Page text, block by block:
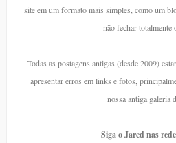
site em um formato mais simples, como um
não fechar totalmente
Todas as postagens antigas (desde 2009)
apresentar erros em links e fotos,
nossa antiga galeria
Siga o Jared nas